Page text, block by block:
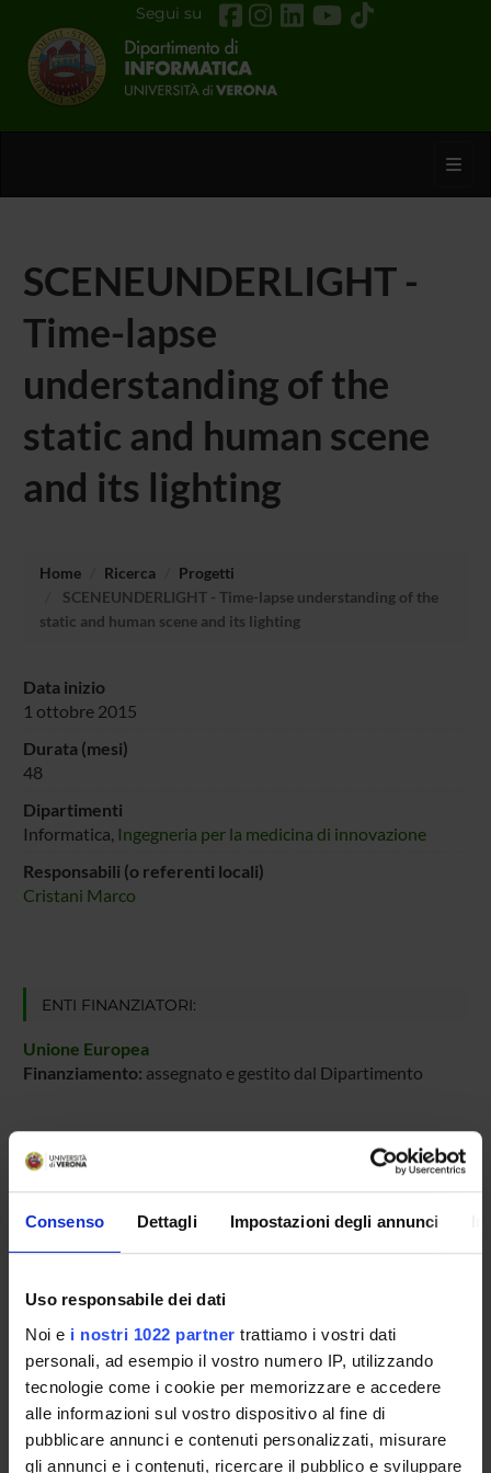
Consenso Dettagli Impostazioni degli annunci
Uso responsabile dei dati
Noi e i nostri 1022 partner trattiamo i vostri dati
personali, ad esempio il vostro numero IP, utilizzando
tecnologie come i cookie per memorizzare e accedere
alle informazioni sul vostro dispositivo al fine di
pubblicare annunci e contenuti personalizzati, misurare
gli annunci e i contenuti, ricercare il pubblico e sviluppare
Segui su
SCENEUNDERLIGHT -
Time-lapse
understanding of the
static and human scene
and its lighting
Home Ricerca
Progetti
SCENEUNDERLIGHT - Time-lapse understanding of the
static and human scene and its lighting
Data inizio
1 ottobre 2015
Durata (mesi)
48
Dipartimenti
Informatica, Ingegneria per la medicina di innovazione
Responsabili (o referenti locali)
Cristani Marco
ENTI FINANZIATORI:
Unione Europea
Finanziamento: assegnato e gestito dal Dipartimento
PARTECIPANTI AL PROGETTO
Marco Cristani
AREE DI RICERCA COINVOLTE DAL PROGETTO
Intelligenza Artificiale
Artificial intelligence